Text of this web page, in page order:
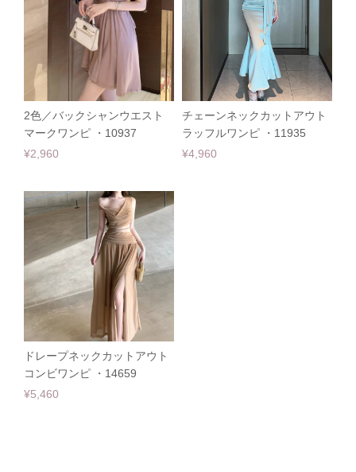
2色／バックシャンウエスト
マークワンピ ・10937
¥2,960
チェーンネックカットアウト
ラッフルワンピ ・11935
¥4,960
ドレープネックカットアウト
コンビワンピ ・14659
¥5,460